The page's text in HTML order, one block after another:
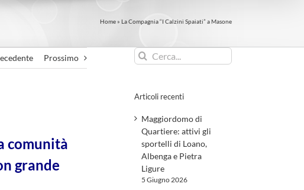
Home » La Compagnia “I Calzini Spaiati” a Masone
Prossimo
comunità
grande
Cerca
per:
Articoli recenti
Maggiordomo di
Quartiere: attivi gli
sportelli di Loano,
Albenga e Pietra
Ligure
5 Giugno 2026